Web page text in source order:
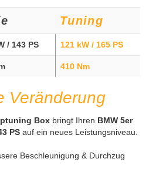
Tuning
/ 143 PS 121 kW / 165 PS
410 Nm
Veränderung
Box bringt Ihren BMW 5er
PSauf ein neues Leistungsniveau.
Beschleunigung & Durchzug